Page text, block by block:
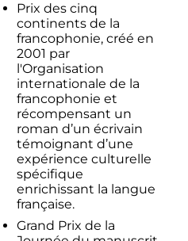
Prix des cinq
continents de la
francophonie, créé en
2001 par
l'Organisation
internationale de la
francophonie et
récompensant un
roman d’un écrivain
témoignant d’une
expérience culturelle
spécifique
enrichissant la langue
française.
Grand Prix de la